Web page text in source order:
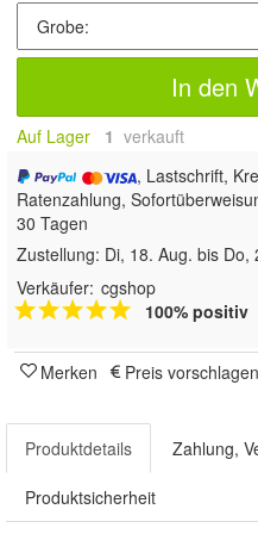
In den
Auf Lager 1 verkauft
, Lastschrift,
Ratenzahlung,
30 Tagen
Zustellung: Di, 18. Aug. bis Do,
Verkäufer: cgshop
100% positiv
Merken Preis vorschlagen
Produktdetails Zahlung,
Produktsicherheit